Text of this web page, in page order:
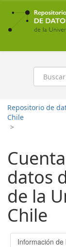
Ir
contenido
principal
Buscar
Repositorio de
Chile
>
datos
de la
Chile
Información de